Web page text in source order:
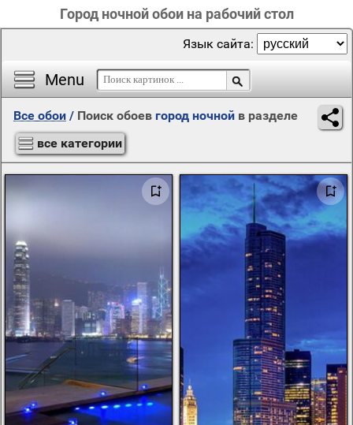
Город ночной обои на рабочий стол
Menu
Язык сайта:
Все обои / Поиск обоев город ночной в разделе
все категории